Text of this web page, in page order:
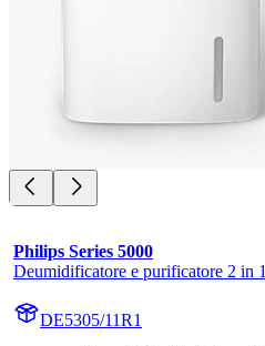
Philips Series 5000
Deumidificatore e purificatore 2 in 1
DE5305/11R1